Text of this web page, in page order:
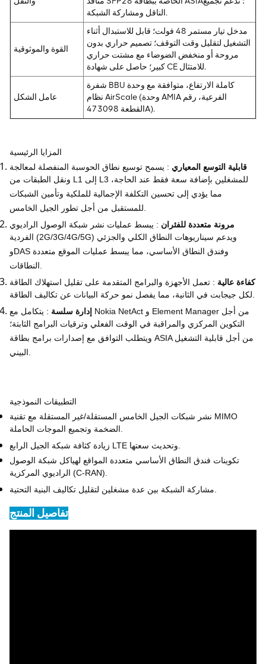
الناقل ومشاركة الشبكة.
القوة والموثوقية
مدخل تيار مستمر 48 فولت؛ قابل للاستبدال أثناء
التشغيل لتقليل وقت التوقف؛ تصميم حراري بدون
مروحة أو منخفض الضوضاء مع مشتت حراري
كبير؛ حاصل على شهادة CE للامتثال.
عامل الشكل
شفرة BBU كاملة الارتفاع، متوافقة مع وحدة
نظام AirScale (وحدة AMIA الفرعية، رقم
القطعة 473098A).
المزايا الرئيسية
قابلية التوسع المعياري : يسمح توسيع نطاق الحوسبة المنفصلة لمعالجة
ونقل الطبقات من L1 إلى L3 للمشغلين بإضافة سعة فقط عند الحاجة،
مما يؤدي إلى تحسين التكلفة الإجمالية للملكية وتأمين الشبكات
للمستقبل من أجل تطور الجيل الخامس.
مرونة متعددة للفئران : يبسط عمليات نشر شبكة الوصول الراديوي
الفردية (2G/3G/4G/5G) ويدعم سيناريوهات النطاق الكلي والجزئي
وDAS وفندق النطاق الأساسي، مما يبسط عمليات الموقع متعددة
النطاقات.
كفاءة عالية : تعمل الأجهزة والبرامج المتقدمة على تقليل استهلاك الطاقة
لكل جيجابت في الثانية، مما يفصل نمو حركة البيانات عن تكاليف الطاقة.
إدارة سلسة : يتكامل مع Nokia NetAct و Element Manager من أجل
التكوين المركزي والمراقبة في الوقت الفعلي وترقيات البرامج الثابتة؛
ويتطلب التوافق مع إصدارات برامج بطاقة ASIA من أجل قابلية التشغيل
البيني.
التطبيقات النموذجية
نشر شبكات الجيل الخامس المستقلة/غير المستقلة مع تقنية MIMO
الضخمة وتجميع الموجات الحاملة.
تكوينات فندق النطاق الأساسي متعددة المواقع لهياكل شبكة الوصول
الراديوي المركزية (C-RAN).
تفاصيل المنتج